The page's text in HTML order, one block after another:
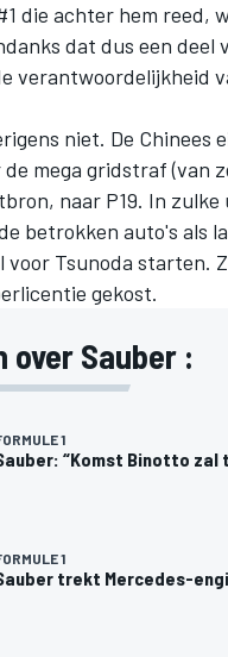
die achter hem reed,
dat dus een
verantwoordelijkheid
niet. De
mega gridstraf (van
naar P19. In
betrokken auto's als
voor Tsunoda starten.
gekost.
over Sauber :
1
“Komst Binotto
1
trekt Mercedes-